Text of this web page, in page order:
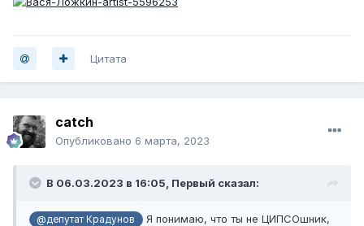
Цитата
catch
Опубликовано 6 марта, 2023
В 06.03.2023 в 16:05, Первый сказал:
@депутат Крадунов
Я понимаю, что ты не ЦИПСОшник,